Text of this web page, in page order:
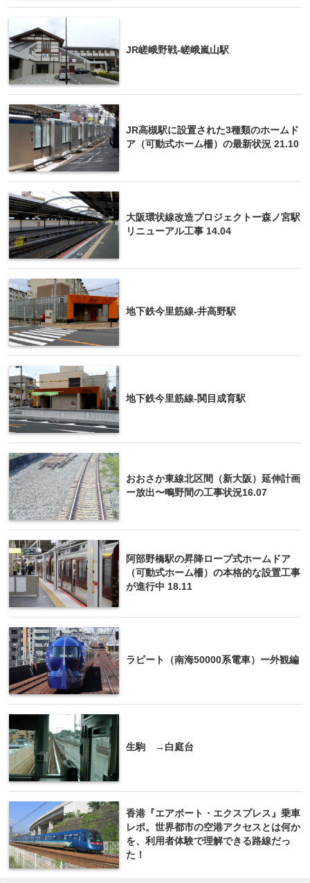
JR嵯峨野戦-嵯峨嵐山駅
JR高槻駅に設置された3種類のホームド
ア（可動式ホーム柵）の最新状況 21.10
大阪環状線改造プロジェクトー森ノ宮駅
リニューアル工事 14.04
地下鉄今里筋線-井高野駅
地下鉄今里筋線-関目成育駅
おおさか東線北区間（新大阪）延伸計画
ー放出〜鴫野間の工事状況16.07
阿部野橋駅の昇降ロープ式ホームドア
（可動式ホーム柵）の本格的な設置工事
が進行中 18.11
ラピート（南海50000系電車）ー外観編
生駒 →白庭台
香港『エアポート・エクスプレス』乗車
レポ。世界都市の空港アクセスとは何か
を、利用者体験で理解できる路線だっ
た！